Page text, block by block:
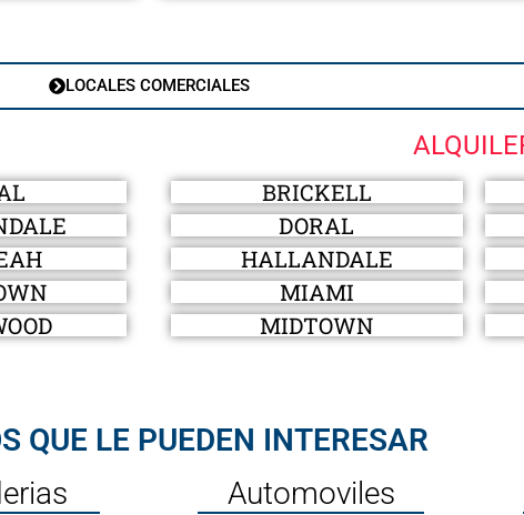
LOCALES COMERCIALES
BRICKELL
DORAL
HALLANDALE
MIAMI
MIDTOWN
QUE LE PUEDEN INTERESAR
Automoviles